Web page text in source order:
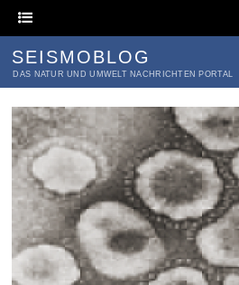
SEISMOBLOG
DAS NATUR UND UMWELT NACHRICHTEN PORTAL